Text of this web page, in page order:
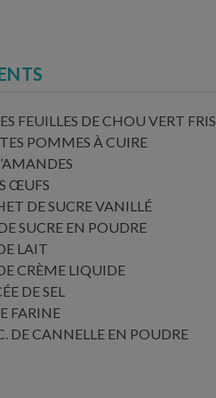
FEUILLES DE CHOU VERT
POMMES À CUIRE
ŒUFS
DE SUCRE VANILLÉ
SUCRE EN POUDRE
LAIT
CRÈME LIQUIDE
DE SEL
FARINE
DE CANNELLE EN POUDRE